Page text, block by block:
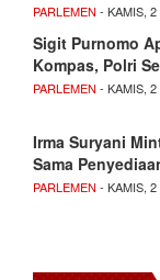
PARLEMEN - KAMIS,
Sigit Purnomo
Kompas, Polri
PARLEMEN - KAMIS,
Irma Suryani
Sama
PARLEMEN - KAMIS,